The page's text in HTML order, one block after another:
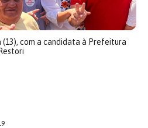
com a candidata à Prefeitura